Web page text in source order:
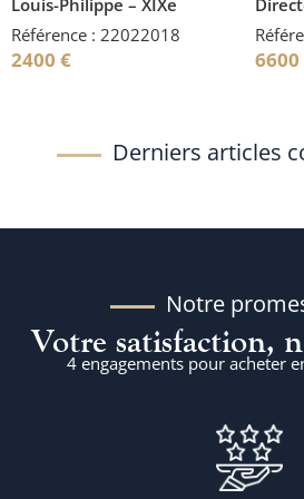
Louis-Philippe – XIXe
Référence : 22022018
2400 € 6600
Derniers articles
Notre
Votre satisfaction,
4 engagements pour acheter